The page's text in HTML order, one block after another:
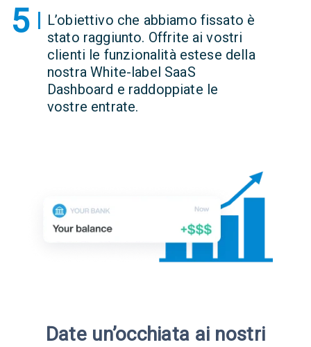
5
L’obiettivo che abbiamo fissato è
stato raggiunto. Offrite ai vostri
clienti le funzionalità estese della
nostra White-label SaaS
Dashboard e raddoppiate le
vostre entrate.
Date un’occhiata ai nostri